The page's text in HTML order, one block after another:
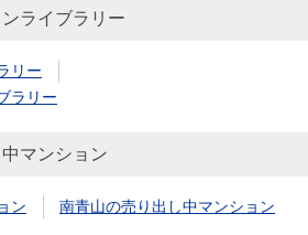
ライブラリー
リー
ラリー
マンション
ン 南青山の売り出し中マンション